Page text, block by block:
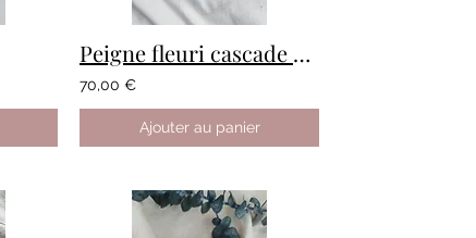
Peigne fleuri cascade personnalisé
70,00 €
Ajouter au panier